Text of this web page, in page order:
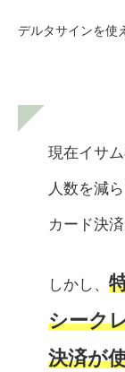
デルタサインを使
現在イサ
人数を減
カード決
しかし、
シーク
決済が